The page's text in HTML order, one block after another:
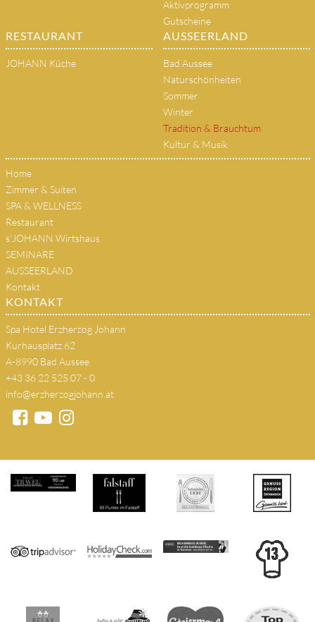
Aktivprogramm
Gutscheine
RESTAURANT
JOHANN Küche
AUSSEERLAND
Bad Aussee
Naturschönheiten
Sommer
Winter
Tradition & Brauchtum
Kultur & Musik
Home
Zimmer & Suiten
SPA & WELLNESS
Restaurant
s'JOHANN Wirtshaus
SEMINARE
AUSSEERLAND
Kontakt
KONTAKT
Spa Hotel Erzherzog Johann
Kurhausplatz 62
A-8990 Bad Aussee
+43 36 22 525 07 - 0
info@erzherzogjohann.at